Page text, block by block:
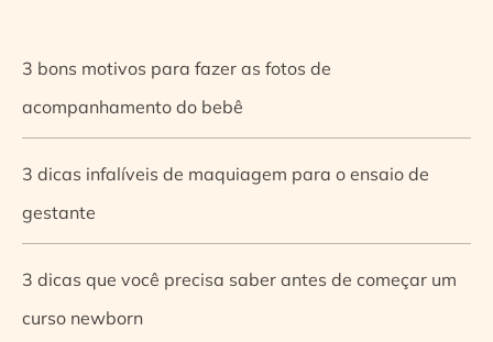
3 bons motivos para fazer as fotos de
acompanhamento do bebê
3 dicas infalíveis de maquiagem para o ensaio de
gestante
3 dicas que você precisa saber antes de começar um
curso newborn